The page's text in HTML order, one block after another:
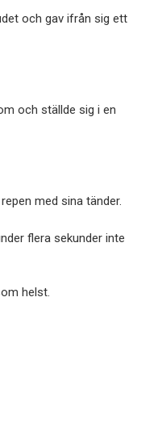
och gav ifrån sig ett
och ställde sig i en
med sina tänder.
flera sekunder inte
helst.